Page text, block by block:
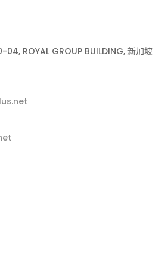
04, ROYAL GROUP BUILDING, 新加坡